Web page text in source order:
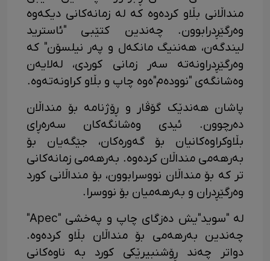
منداڵانی بڵاو کردەوە کە لە زمانەکانی دیکەوە
وەرگێڕدرابوون. چەندین کتێبی "ئاسترید
لیندگەن، هەننیگ مانکەل و پەر نیلسۆن" کە
وەرگێڕدراونەتە سەر زمانی کوردی، لەلایەن
وەشانگەی "نوودەم"ەوە چاپ و بڵاو کراونەتەوە.
پاشان هەندێک گۆڤار و ڕۆژنامە بۆ منداڵان
دەرچوون. ئیدی وەشانگەکان سەرەڕای
بڵاوکراوەکانیان بۆ گەورەکان، جێگەیان بۆ
بەرهەمی منداڵان کردەوە. بەرهەمی زمانەکانی
تر کە بۆ منداڵان نووسرابوون، بۆ منداڵانی کورد
وەرگێڕدران و بەرهەمیان بۆ نووسرا.
لە "سوید"یش دەزگای چاپ و پەخشی "Apec"
چەندین بەرهەمی بۆ منداڵان بڵاو کردەوە.
دواتر چەند ڕۆشنبیرێکی کورد بە ناوەکانی